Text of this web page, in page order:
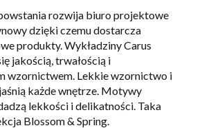
rozwija biuro projektowe
dzięki czemu dostarcza
produkty. Wykładziny Carus
jakością, trwałością i
wzornictwem. Lekkie wzornictwo i
każde wnętrze. Motywy
lekkości i delikatności. Taka
Blossom & Spring.